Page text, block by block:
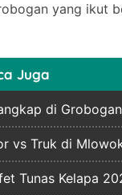
yang ikut
Juga
di
vs Truk di
Tunas Kelapa